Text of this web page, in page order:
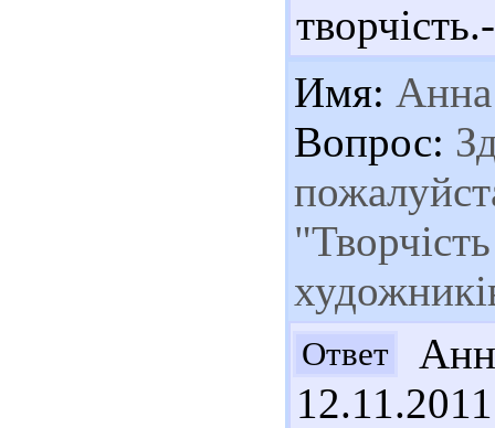
Имя: Анна
Вопрос:
Ответ